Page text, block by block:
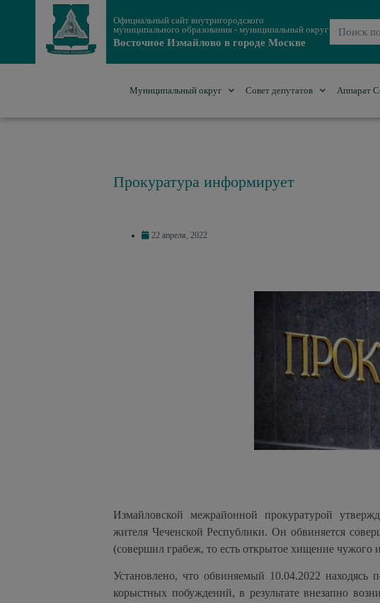
Официальный сайт внутригородского
муниципального образования - муниципальный округ
Восточное Измайлово в городе Москве
Муниципальный округ Совет депутатов Аппарат
Прокуратура информирует
22 апреля, 2022
Измайловской межрайонной прокуратурой
жителя Чеченской Республики. Он обвиняется
(совершил грабеж, то есть открытое хищение чужого
Установлено, что обвиняемый 10.04.2022
корыстных побуждений, в результате внезапно